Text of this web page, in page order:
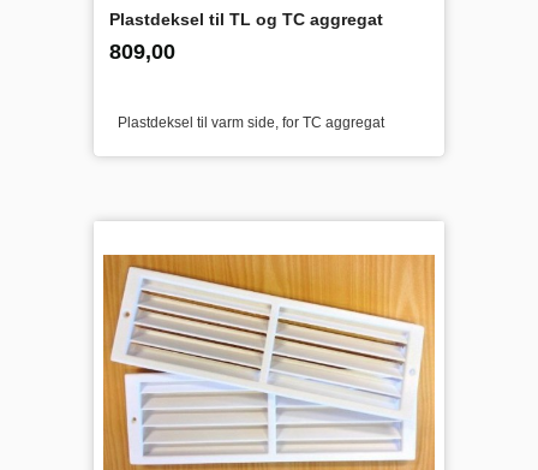
Plastdeksel til TL og TC aggregat
Pris
809,00mva.
Plastdeksel til varm side, for TC aggregat